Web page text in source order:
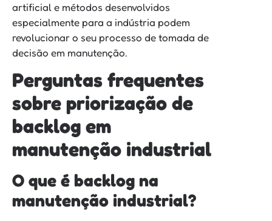
artificial e métodos desenvolvidos
especialmente para a indústria podem
revolucionar o seu processo de tomada de
decisão em manutenção.
Perguntas frequentes
sobre priorização de
backlog em
manutenção industrial
O que é backlog na
manutenção industrial?